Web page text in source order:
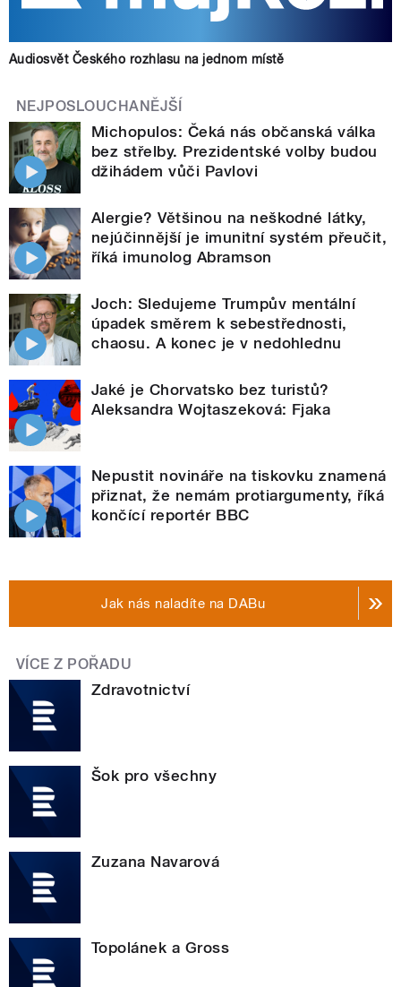
Audiosvět Českého rozhlasu na jednom místě
NEJPOSLOUCHANĚJŠÍ
Michopulos: Čeká nás občanská válka
bez střelby. Prezidentské volby budou
džihádem vůči Pavlovi
Alergie? Většinou na neškodné látky,
nejúčinnější je imunitní systém přeučit,
říká imunolog Abramson
Joch: Sledujeme Trumpův mentální
úpadek směrem k sebestřednosti,
chaosu. A konec je v nedohlednu
Jaké je Chorvatsko bez turistů?
Aleksandra Wojtaszeková: Fjaka
Nepustit novináře na tiskovku znamená
přiznat, že nemám protiargumenty, říká
končící reportér BBC
Jak nás naladíte na DABu
VÍCE Z POŘADU
Zdravotnictví
Šok pro všechny
Zuzana Navarová
Topolánek a Gross